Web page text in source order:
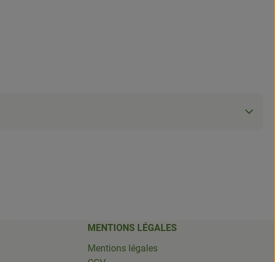
MENTIONS LÉGALES
Mentions légales